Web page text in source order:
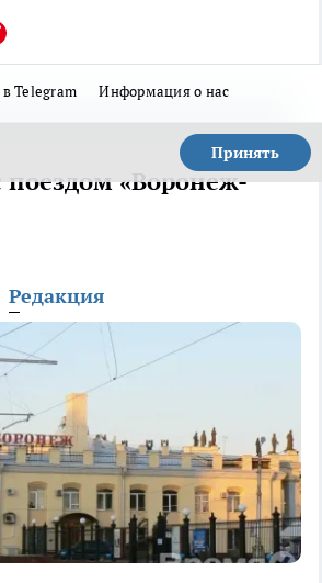
Telegram Информация о нас
Принять
поездом «Воронеж-
Редакция